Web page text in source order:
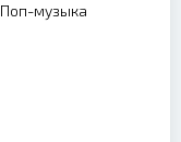
Поп-музыка